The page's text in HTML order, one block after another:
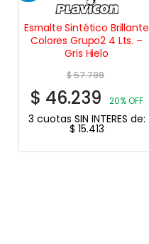
Esmalte Sintético Brillante
Colores Grupo2 4 Lts. –
Gris Hielo
$57.799
$ 46.239 20% OFF
3 cuotas SIN INTERES de:
$ 15.413